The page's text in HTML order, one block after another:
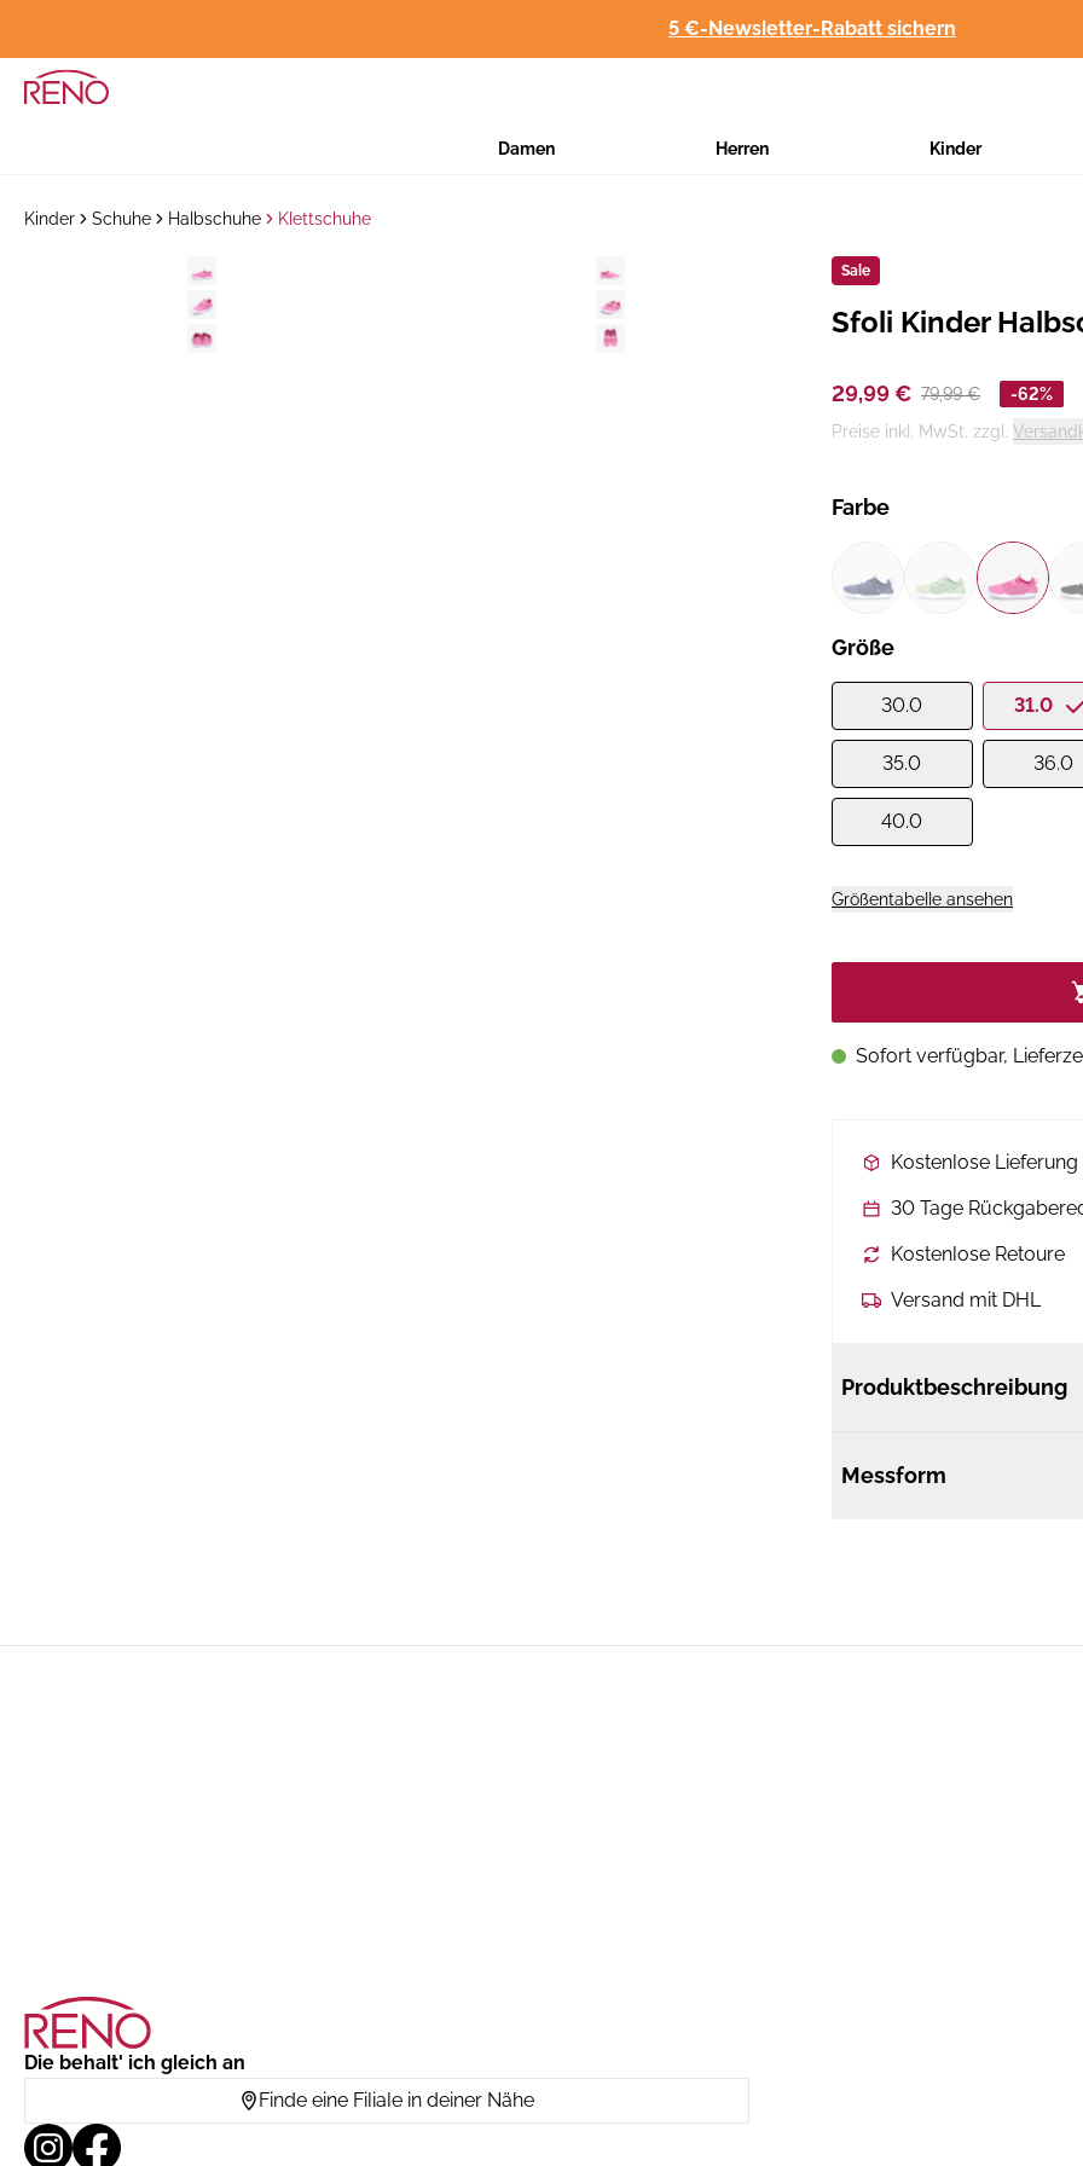
5 €-Newsletter-Rabatt sichern
Damen Herren Kinder
Kinder Schuhe Halbschuhe Klettschuhe
Sale
Hersteller:
Sfoli Kinder
29,99 € 79,99 €
-62%
Preise inkl. MwSt. zzgl.
Farbe
Größe
30.0 31.0
35.0 36.0
40.0
Größentabelle ansehen
Sofort verfügbar,
Kostenlose
30 Tage
Kostenlose Retoure
Versand mit DHL
Produktbeschreibung
Messform
Die behalt' ich gleich an
Finde eine Filiale in deiner Nähe